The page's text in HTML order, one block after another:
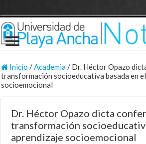
Inicio /Academia/ Dr. Héctor Opazo
transformación socioeducativa basada en
socioemocional
Dr. Héctor Opazo dicta
transformación
aprendizaje socioemocional